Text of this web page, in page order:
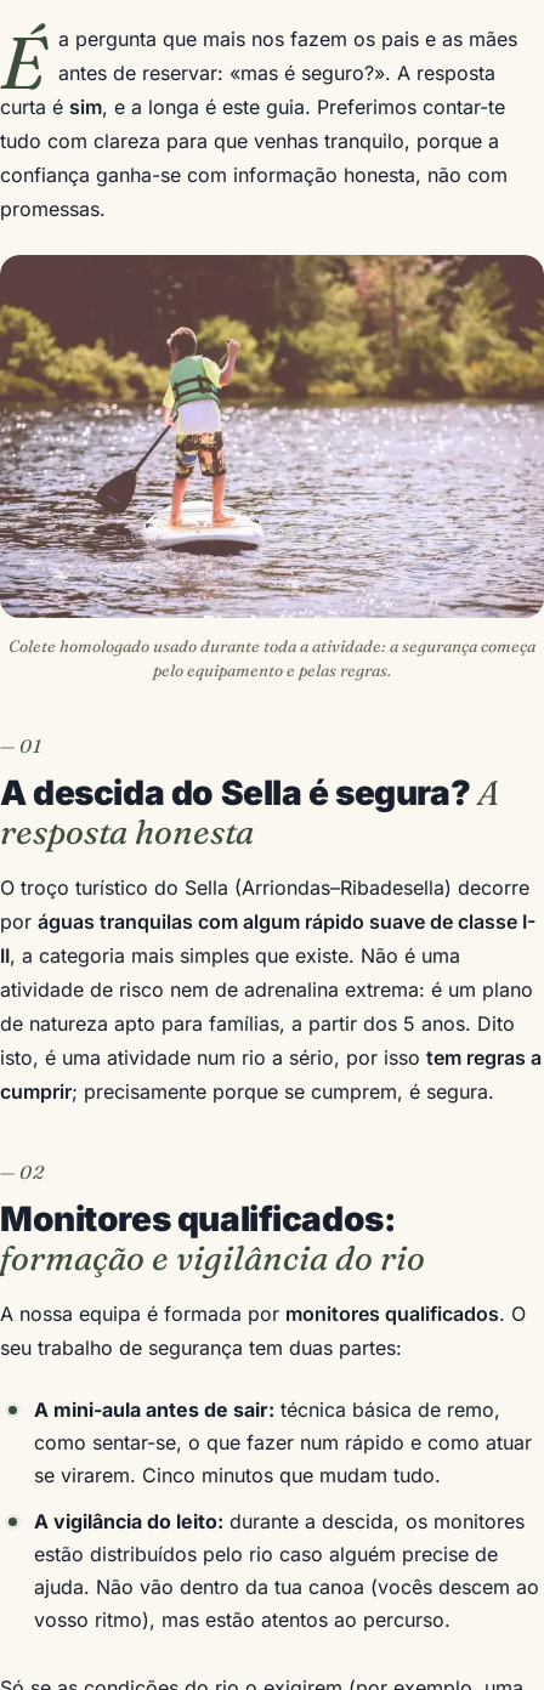
É a pergunta que mais nos fazem os pais e as mães
antes de reservar: «mas é seguro?». A resposta
curta é sim, e a longa é este guia. Preferimos contar-te
tudo com clareza para que venhas tranquilo, porque a
confiança ganha-se com informação honesta, não com
promessas.
Colete homologado usado durante toda a atividade: a segurança começa
pelo equipamento e pelas regras.
A descida do Sella é segura?A
resposta honesta
O troço turístico do Sella (Arriondas–Ribadesella) decorre
por águas tranquilas com algum rápido suave de classe I-
II, a categoria mais simples que existe. Não é uma
atividade de risco nem de adrenalina extrema: é um plano
de natureza apto para famílias, a partir dos 5 anos. Dito
isto, é uma atividade num rio a sério, por isso tem regras a
cumprir; precisamente porque se cumprem, é segura.
Monitores qualificados:
formação e vigilância do rio
A nossa equipa é formada por monitores qualificados. O
seu trabalho de segurança tem duas partes:
A mini-aula antes de sair: técnica básica de remo,
como sentar-se, o que fazer num rápido e como atuar
se virarem. Cinco minutos que mudam tudo.
A vigilância do leito: durante a descida, os monitores
estão distribuídos pelo rio caso alguém precise de
ajuda. Não vão dentro da tua canoa (vocês descem ao
vosso ritmo), mas estão atentos ao percurso.